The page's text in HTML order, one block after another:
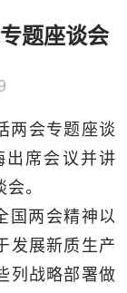
题座谈会
两会专题座谈
出席会议并讲
。
国两会精神以
发展新质生产
列战略部署做